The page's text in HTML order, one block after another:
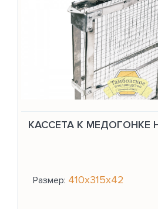
КАССЕТА К
Размер: 410х315х42